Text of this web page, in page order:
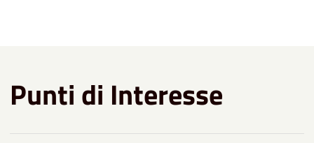
Punti di Interesse